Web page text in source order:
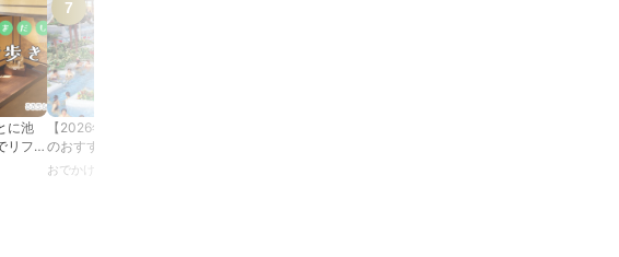
に池
リフレ
・街
【2026年最新】関東
のおすすめの屋内プー
ル人気10選
おでかけ